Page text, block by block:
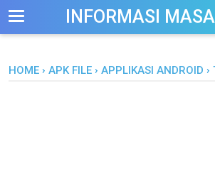
--> INFORMASI MASA
HOME › APK FILE › APPLIKASI ANDROID ›